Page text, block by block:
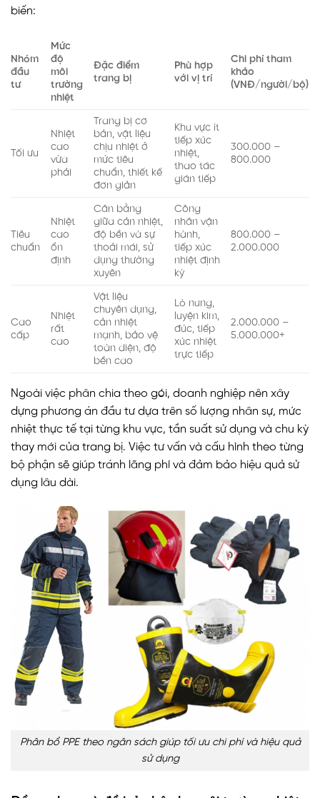
biến:
Nhóm
đầu
tư
Mức
độ
môi
trường
nhiệt
Đặc điểm
trang bị
Phù hợp
với vị trí
Chi phí tham
khảo
(VNĐ/người/bộ)
Tối ưu
Nhiệt
cao
vừa
phải
Trang bị cơ
bản, vật liệu
chịu nhiệt ở
mức tiêu
chuẩn, thiết kế
đơn giản
Khu vực ít
tiếp xúc
nhiệt,
thao tác
gián tiếp
300.000 –
800.000
Tiêu
chuẩn
Nhiệt
cao
ổn
định
Cân bằng
giữa cản nhiệt,
độ bền và sự
thoải mái, sử
dụng thường
xuyên
Công
nhân vận
hành,
tiếp xúc
nhiệt định
kỳ
800.000 –
2.000.000
Cao
cấp
Nhiệt
rất
cao
Vật liệu
chuyên dụng,
cản nhiệt
mạnh, bảo vệ
toàn diện, độ
bền cao
Lò nung,
luyện kim,
đúc, tiếp
xúc nhiệt
trực tiếp
2.000.000 –
5.000.000+
Ngoài việc phân chia theo gói, doanh nghiệp nên xây
dựng phương án đầu tư dựa trên số lượng nhân sự, mức
nhiệt thực tế tại từng khu vực, tần suất sử dụng và chu kỳ
thay mới của trang bị. Việc tư vấn và cấu hình theo từng
bộ phận sẽ giúp tránh lãng phí và đảm bảo hiệu quả sử
dụng lâu dài.
Phân bổ PPE theo ngân sách giúp tối ưu chi phí và hiệu quả
sử dụng